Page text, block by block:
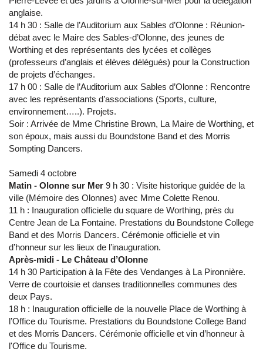
anglaise.
14 h 30 : Salle de l’Auditorium aux Sables d’Olonne : Réunion-
débat avec le Maire des Sables-d’Olonne, des jeunes de
Worthing et des représentants des lycées et collèges
(professeurs d’anglais et élèves délégués) pour la Construction
de projets d’échanges.
17 h 00 : Salle de l’Auditorium aux Sables d’Olonne : Rencontre
avec les représentants d’associations (Sports, culture,
environnement…..). Projets.
Soir : Arrivée de Mme Christine Brown, La Maire de Worthing, et
son époux, mais aussi du Boundstone Band et des Morris
Sompting Dancers.
Samedi 4 octobre
Matin - Olonne sur Mer 9 h 30 : Visite historique guidée de la
ville (Mémoire des Olonnes) avec Mme Colette Renou.
11 h : Inauguration officielle du square de Worthing, près du
Centre Jean de La Fontaine. Prestations du Boundstone College
Band et des Morris Dancers. Cérémonie officielle et vin
d’honneur sur les lieux de l’inauguration.
Après-midi - Le Château d’Olonne
14 h 30 Participation à la Fête des Vendanges à La Pironnière.
Verre de courtoisie et danses traditionnelles communes des
deux Pays.
18 h : Inauguration officielle de la nouvelle Place de Worthing à
l’Office du Tourisme. Prestations du Boundstone College Band
et des Morris Dancers. Cérémonie officielle et vin d’honneur à
l'Office du Tourisme.